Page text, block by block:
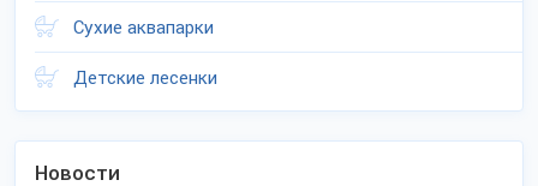
Сухие аквапарки
Детские лесенки
Новости